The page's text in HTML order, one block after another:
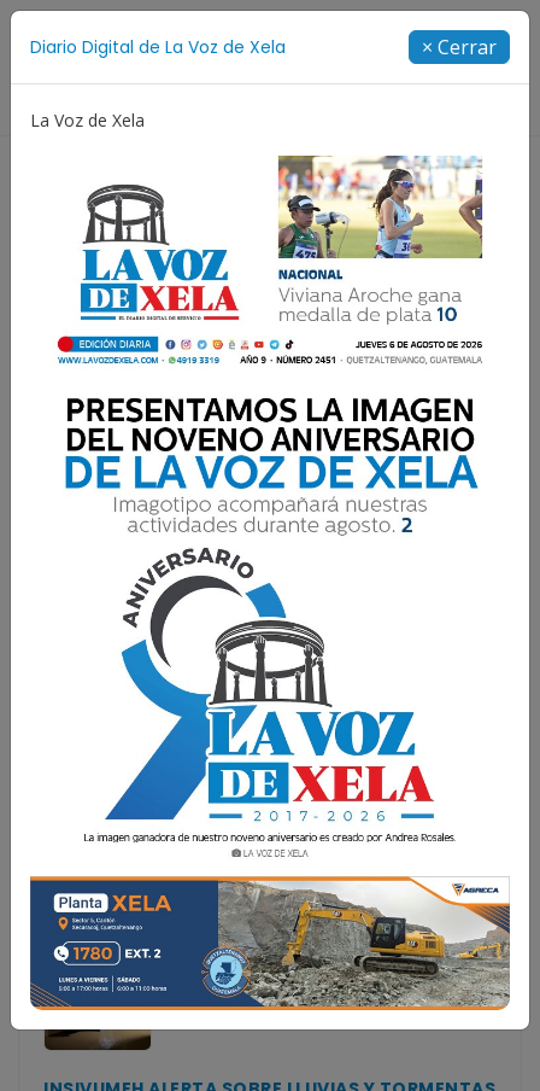
Diario Digital de La Voz de Xela × Cerrar
La Voz de Xela
Resultados para:INSIVUMEH
SISMO DE MAGNITUD 5.8 SACUDE GUATEMALA Y
SE SIENTE EN QUETZALTENANGO
Según datos preliminares del Instituto Nacional de
Sismología, Vulcanología, Meteorología e Hidrología
(Insivumeh). El movimiento telúrico tuvo una profundidad
de 10 kilómetros y su epicentro se l
Según datos preliminares del Instituto Nacional de
Sismología, Vulcanología, Meteorología e Hidrología
(Insivumeh). El movimiento telúrico tuvo una
profundidad de 10 kilómetros y su epicentro se l...